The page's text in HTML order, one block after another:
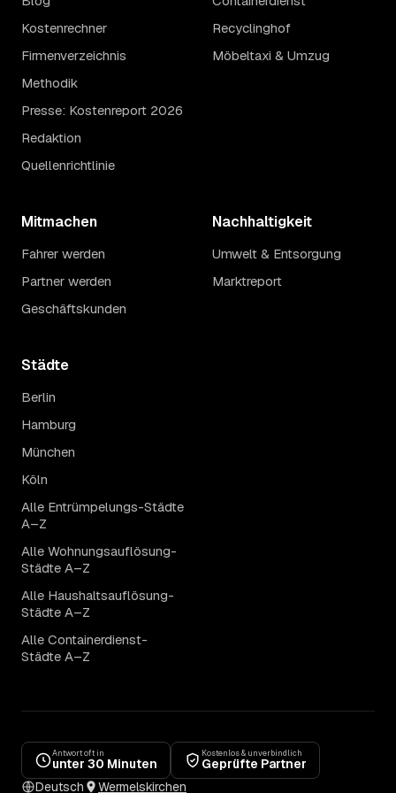
Kostenrechner
Firmenverzeichnis
Methodik
Presse: Kostenreport 2026
Redaktion
Quellenrichtlinie
Recyclinghof
Möbeltaxi & Umzug
Mitmachen
Fahrer werden
Partner werden
Geschäftskunden
Nachhaltigkeit
Umwelt & Entsorgung
Marktreport
Städte
Berlin
Hamburg
München
Köln
Alle Entrümpelungs-Städte
A–Z
Alle Wohnungsauflösung-
Städte A–Z
Alle Haushaltsauflösung-
Städte A–Z
Alle Containerdienst-
Städte A–Z
Antwort oft in
unter 30 Minuten
Kostenlos & unverbindlich
Geprüfte Partner
Deutsch
Wermelskirchen